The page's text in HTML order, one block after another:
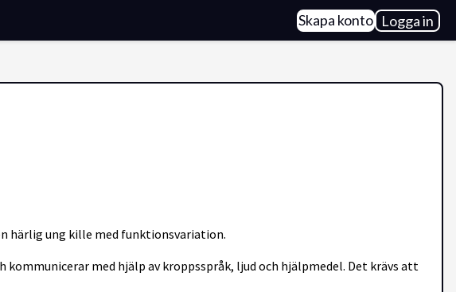
Skapa konto Logga in
härlig ung kille med funktionsvariation.
med hjälp av kroppsspråk, ljud och hjälpmedel. Det krävs att